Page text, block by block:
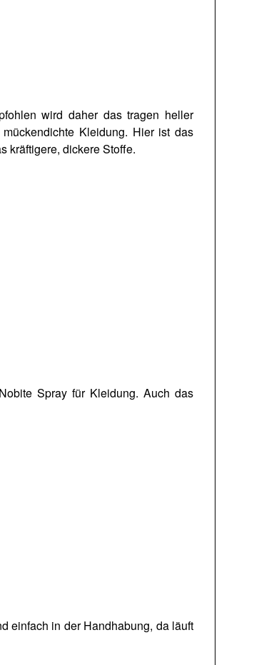
wird daher das tragen heller
Kleidung. Hier ist das
kräftigere, dickere Stoffe.
Spray für Kleidung. Auch das
einfach in der Handhabung, da läuft